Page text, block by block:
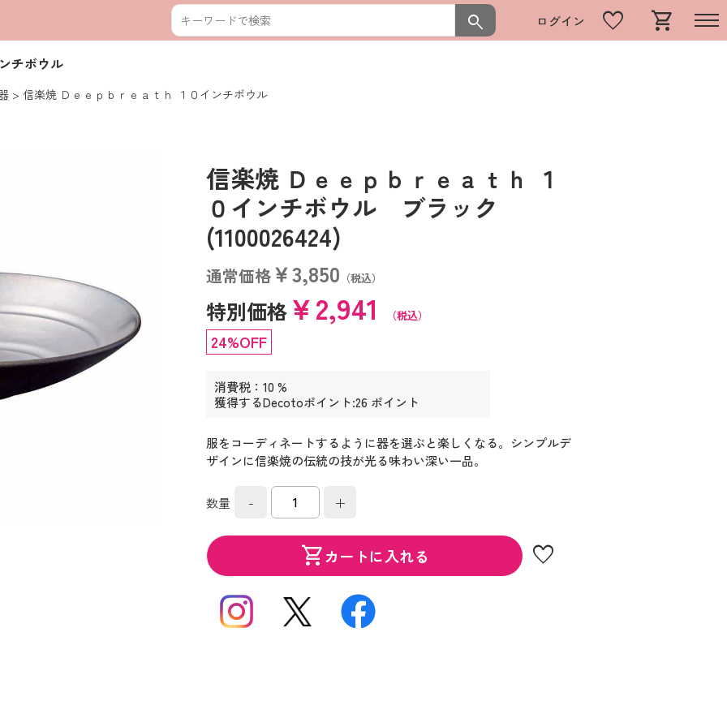
search ログイン favorite shopping_cart
チボウル
信楽焼 Ｄｅｅｐｂｒｅａｔｈ １０インチボウル
信楽焼 Ｄｅｅｐｂｒｅａｔｈ １
０インチボウル ブラック
(1100026424)
通常価格￥3,850 （税込）
特別価格￥2,941 （税込）
24%OFF
消費税：10 %
獲得するDecotoポイント:26 ポイント
服をコーディネートするように器を選ぶと楽しくなる。シンプルデ
ザインに信楽焼の伝統の技が光る味わい深い一品。
数量 - +
shopping_cartカートに入れる favorite